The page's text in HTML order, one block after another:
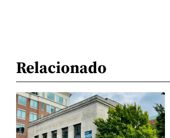
Relacionado